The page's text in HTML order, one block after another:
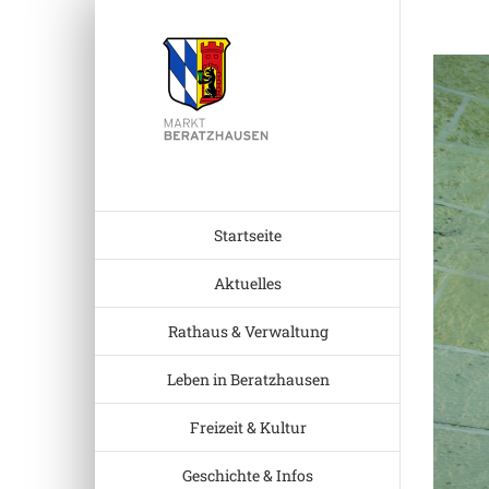
Startseite
Aktuelles
Rathaus & Verwaltung
Leben in Beratzhausen
Freizeit & Kultur
Geschichte & Infos
Zeige
Bild